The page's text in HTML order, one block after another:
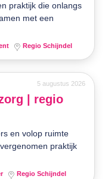
praktijk die onlangs
met een
Regio Schijndel
5 augustus 2026
| regio
en volop ruimte
praktijk
Regio Schijndel